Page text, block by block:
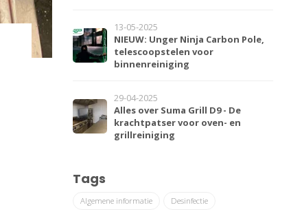
13-05-2025
NIEUW: Unger Ninja Carbon Pole,
telescoopstelen voor
binnenreiniging
29-04-2025
Alles over Suma Grill D9 - De
krachtpatser voor oven- en
grillreiniging
Tags
Algemene informatie Desinfectie